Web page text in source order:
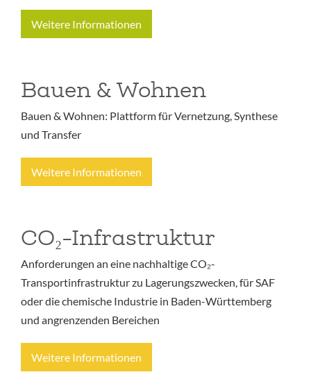
Weitere Informationen
Bauen & Wohnen
Bauen & Wohnen: Plattform für Vernetzung, Synthese
und Transfer
Weitere Informationen
CO₂-Infrastruktur
Anforderungen an eine nachhaltige CO₂-
Transportinfrastruktur zu Lagerungszwecken, für SAF
oder die chemische Industrie in Baden-Württemberg
und angrenzenden Bereichen
Weitere Informationen